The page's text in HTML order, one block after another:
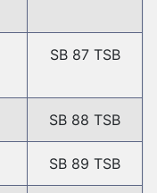
SB 87 TSB
SB 88 TSB
SB 89 TSB